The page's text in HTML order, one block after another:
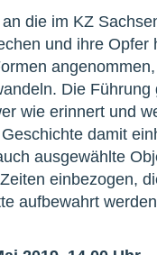
die im KZ
und ihre Opfer
Die Führung
wie erinnert und
damit
ausgewählte
einbezogen,
aufbewahrt